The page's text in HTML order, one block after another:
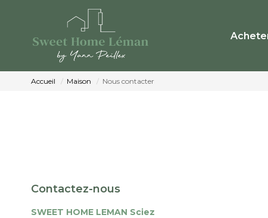
Accueil Maison Nous contacter
Contactez-nous
SWEET HOME LEMAN Sciez